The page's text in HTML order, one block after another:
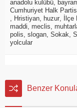
anadolu kulübü,
Cumhuriyet Halk
, Hristiyan, huzur,
maddi, meclis,
polis, slogan, Sokak,
yolcular
Benzer